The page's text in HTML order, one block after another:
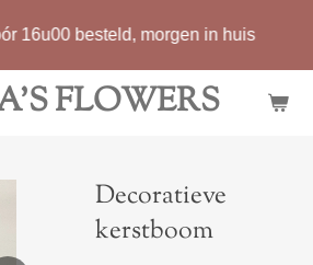
FLOWERS
16u00 besteld, morgen in huis
Decoratieve
kerstboom